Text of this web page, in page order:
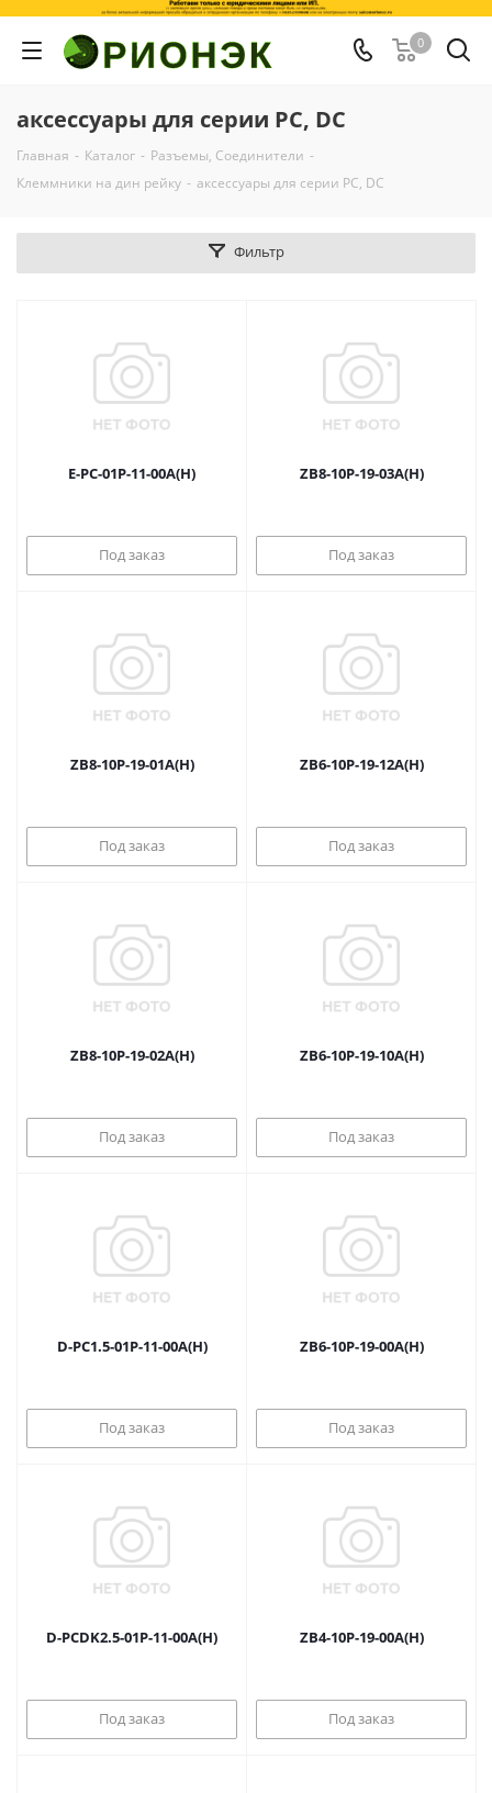
0
аксессуары для серии PC, DC
Главная - Каталог - Разъемы, Соединители -
Клеммники на дин рейку - аксессуары для серии PC, DC
Фильтр
E-PC-01P-11-00A(H)
Под заказ
ZB8-10P-19-03A(H)
Под заказ
ZB8-10P-19-01A(H)
Под заказ
ZB6-10P-19-12A(H)
Под заказ
ZB8-10P-19-02A(H)
Под заказ
ZB6-10P-19-10A(H)
Под заказ
D-PC1.5-01P-11-00A(H)
Под заказ
ZB6-10P-19-00A(H)
Под заказ
D-PCDK2.5-01P-11-00A(H)
Под заказ
ZB4-10P-19-00A(H)
Под заказ